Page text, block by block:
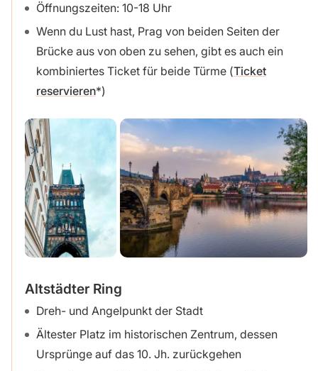
Öffnungszeiten: 10-18 Uhr
Wenn du Lust hast, Prag von beiden Seiten der
Brücke aus von oben zu sehen, gibt es auch ein
kombiniertes Ticket für beide Türme (Ticket
reservieren )
Altstädter Ring
Dreh- und Angelpunkt der Stadt
Ältester Platz im historischen Zentrum, dessen
Ursprünge auf das 10. Jh. zurückgehen